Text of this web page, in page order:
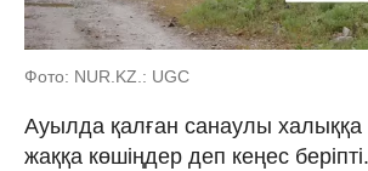
Фото: NUR.KZ.: UGC
Ауылда қалған санаулы халыққа
жаққа көшіңдер деп кеңес